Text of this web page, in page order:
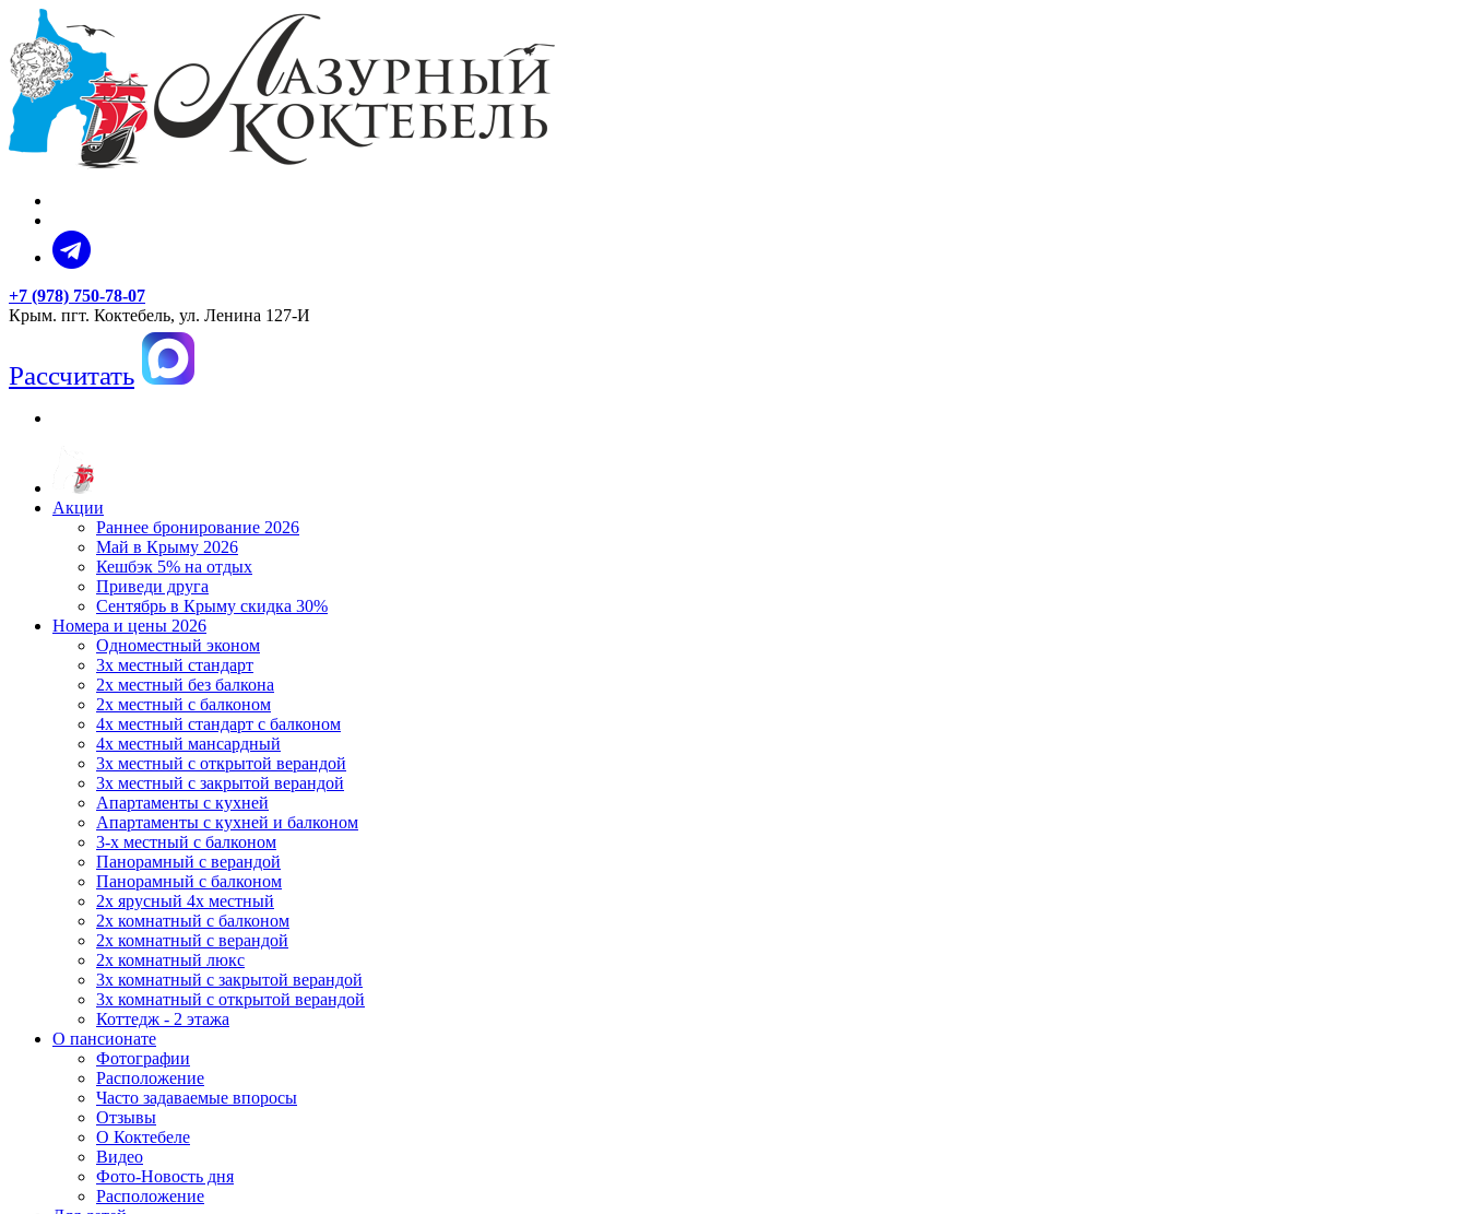
+7 (978) 750-78-07
Крым. пгт. Коктебель, ул. Ленина 127-И
Рассчитать
Акции
Раннее бронирование 2026
Май в Крыму 2026
Кешбэк 5% на отдых
Приведи друга
Сентябрь в Крыму скидка 30%
Номера и цены 2026
Одноместный эконом
3х местный стандарт
2х местный без балкона
2х местный с балконом
4х местный стандарт с балконом
4х местный мансардный
3х местный с открытой верандой
3х местный с закрытой верандой
Апартаменты с кухней
Апартаменты с кухней и балконом
3-х местный с балконом
Панорамный с верандой
Панорамный с балконом
2х ярусный 4х местный
2х комнатный с балконом
2х комнатный с верандой
2х комнатный люкс
3х комнатный с закрытой верандой
3х комнатный с открытой верандой
Коттедж - 2 этажа
О пансионате
Фотографии
Расположение
Часто задаваемые впоросы
Отзывы
О Коктебеле
Видео
Фото-Новость дня
Расположение